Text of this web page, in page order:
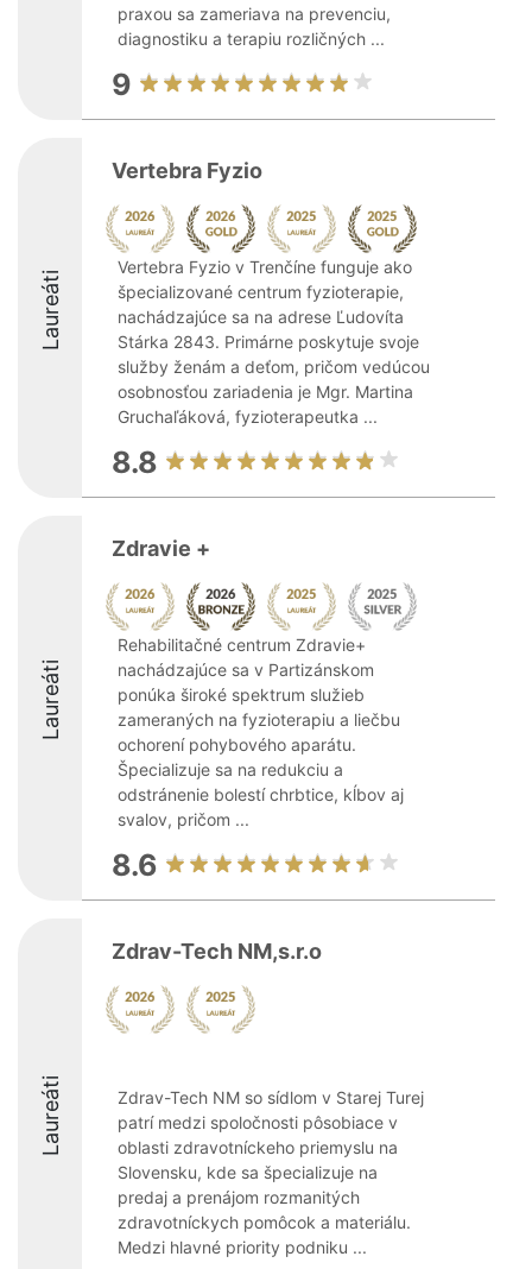
praxou sa zameriava na prevenciu,
diagnostiku a terapiu rozličných ...
9
Laureáti
Vertebra Fyzio
Vertebra Fyzio v Trenčíne funguje ako
špecializované centrum fyzioterapie,
nachádzajúce sa na adrese Ľudovíta
Stárka 2843. Primárne poskytuje svoje
služby ženám a deťom, pričom vedúcou
osobnosťou zariadenia je Mgr. Martina
Gruchaľáková, fyzioterapeutka ...
8.8
Laureáti
Zdravie +
Rehabilitačné centrum Zdravie+
nachádzajúce sa v Partizánskom
ponúka široké spektrum služieb
zameraných na fyzioterapiu a liečbu
ochorení pohybového aparátu.
Špecializuje sa na redukciu a
odstránenie bolestí chrbtice, kĺbov aj
svalov, pričom ...
8.6
Laureáti
Zdrav-Tech NM,s.r.o
Zdrav-Tech NM so sídlom v Starej Turej
patrí medzi spoločnosti pôsobiace v
oblasti zdravotníckeho priemyslu na
Slovensku, kde sa špecializuje na
predaj a prenájom rozmanitých
zdravotníckych pomôcok a materiálu.
Medzi hlavné priority podniku ...